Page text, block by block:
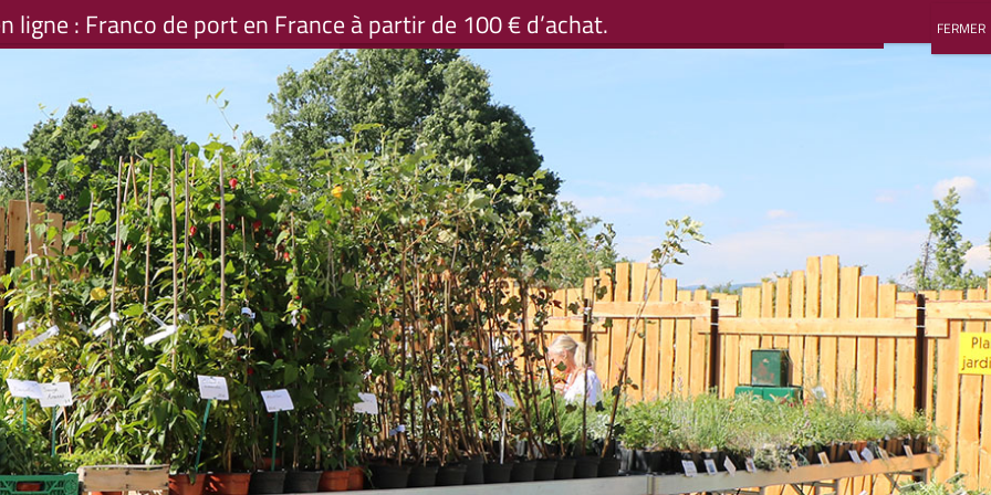
PANIER Mon compte
ligne : Franco de port en France à partir de 100 € d’achat.